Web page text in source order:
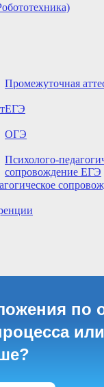
Промежуточная
ЕГЭ
ОГЭ
Психолого-
сопровождение ЕГЭ
по